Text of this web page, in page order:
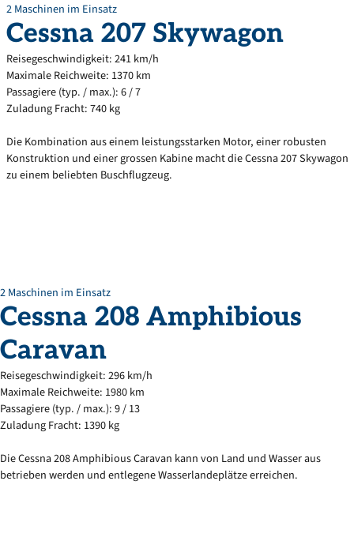
2 Maschinen im Einsatz
Cessna 207 Skywagon
Reisegeschwindigkeit: 241 km/h
Maximale Reichweite: 1370 km
Passagiere (typ. / max.): 6 / 7
Zuladung Fracht: 740 kg
Die Kombination aus einem leistungsstarken Motor, einer robusten
Konstruktion und einer grossen Kabine macht die Cessna 207 Skywagon
zu einem beliebten Buschflugzeug.
2 Maschinen im Einsatz
Cessna 208 Amphibious
Caravan
Reisegeschwindigkeit: 296 km/h
Maximale Reichweite: 1980 km
Passagiere (typ. / max.): 9 / 13
Zuladung Fracht: 1390 kg
Die Cessna 208 Amphibious Caravan kann von Land und Wasser aus
betrieben werden und entlegene Wasserlandeplätze erreichen.